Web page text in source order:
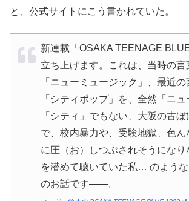
と、公式サイトにこう書かれていた。
新連載「OSAKA TEENAGE
立ち上げます。これは、当時の言
「ニューミュージック」、最近の
「シティポップ」を、全然「ニュ
「シティ」でもない、大阪の古
で、校内暴力や、受験地獄、色ん
に圧（お）しつぶされそうになり
を潜めて聴いていた私… のよう
のお話です――。